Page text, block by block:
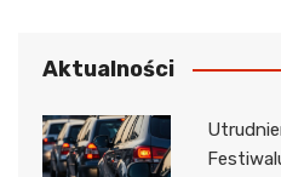
Aktualności